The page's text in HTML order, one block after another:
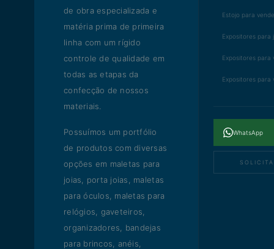
de obra especializada e
matéria prima de primeira
linha com um rígido
controle de qualidade em
todas as etapas da
confecção de nossos
materiais.
Possuímos um portfólio
de produtos com diversas
opções em maletas para
joias, porta joias, maletas
para óculos, maletas para
relógios, gaveteiros,
organizadores, bandejas
para brincos, anéis,
Estojo para
Expositores para
Expositores para
Expositores para
WhatsApp